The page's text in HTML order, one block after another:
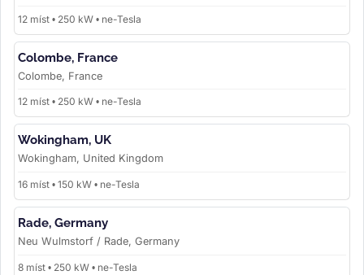
12 míst • 250 kW • ne-Tesla
Colombe, France
Colombe, France
12 míst • 250 kW • ne-Tesla
Wokingham, UK
Wokingham, United Kingdom
16 míst • 150 kW • ne-Tesla
Rade, Germany
Neu Wulmstorf / Rade, Germany
8 míst • 250 kW • ne-Tesla